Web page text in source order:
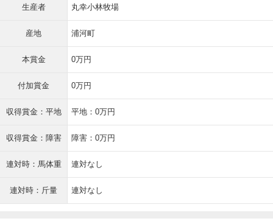
生産者 丸幸小林牧場
産地 浦河町
本賞金 0万円
付加賞金 0万円
収得賞金：平地 平地：0万円
収得賞金：障害 障害：0万円
連対時：馬体重 連対なし
連対時：斤量 連対なし